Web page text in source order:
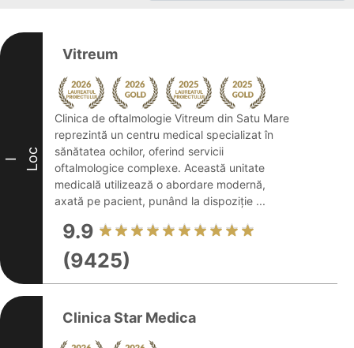
I Loc
Vitreum
Clinica de oftalmologie Vitreum din Satu Mare
reprezintă un centru medical specializat în
sănătatea ochilor, oferind servicii
oftalmologice complexe. Această unitate
medicală utilizează o abordare modernă,
axată pe pacient, punând la dispoziție ...
9.9
(9425)
Clinica Star Medica